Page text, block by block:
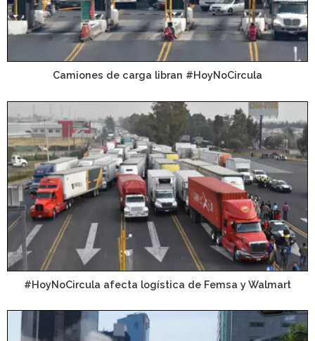
Camiones de carga libran #HoyNoCircula
#HoyNoCircula afecta logística de Femsa y Walmart